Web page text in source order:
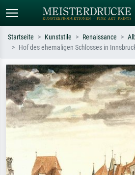
Suchen Sie nach Künstlern, Werktiteln
oder Stilen – z.B. Monet,
Sternennacht, Impressionismus, Welle
Hokusai, Akt.
Wiese,
Startseite Kunststile Renaissance
Hof des ehemaligen Schlosses in